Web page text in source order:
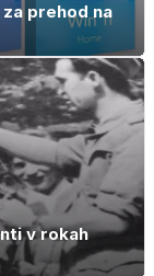
prehod na
v rokah